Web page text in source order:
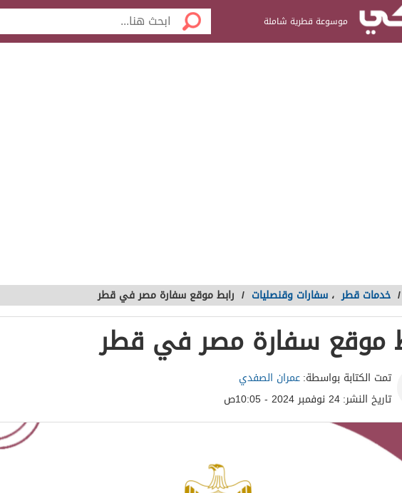
موسوعة قطرية شاملة
/ خدمات قطر ، سفارات وقنصليات / رابط موقع سفارة مصر في قطر
موقع سفارة مصر في قطر
تمت الكتابة بواسطة:عمران الصفدي
تاريخ النشر:24 نوفمبر 2024 - 10:05ص